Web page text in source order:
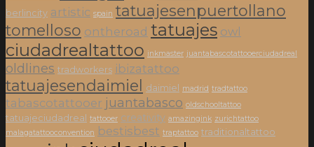
berlincity artistic spain tatuajesenpuertollano
tomelloso ontheroad tatuajes owl
ciudadrealtattoo inkmaster juantabascotattooerciudadreal
oldlines tradworkers ibizatattoo
tatuajesendaimiel daimiel madrid tradtattoo
tabascotattooer juantabasco oldschooltattoo
tatuajeciudadreal tattooer creativity amazingink zurichtattoo
malagatattooconvention
bestisbest traptattoo traditionaltattoo